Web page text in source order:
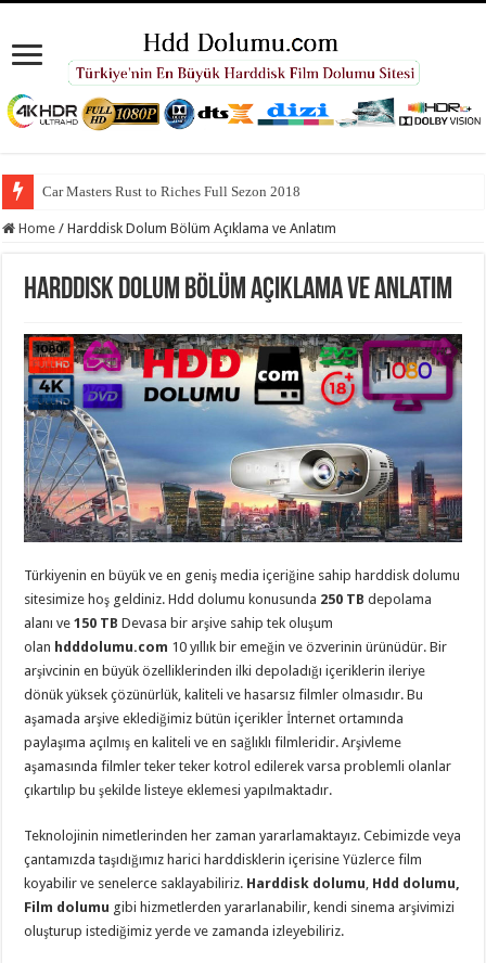
Car Masters Rust to Riches Full Sezon 2018
Home / Harddisk Dolum Bölüm Açıklama ve Anlatım
Harddisk Dolum Bölüm Açıklama ve Anlatım
Türkiyenin en büyük ve en geniş media içeriğine sahip harddisk dolumu
sitesimize hoş geldiniz. Hdd dolumu konusunda 250 TB depolama
alanı ve150 TB Devasa bir arşive sahip tek oluşum
olan hdddolumu.com 10 yıllık bir emeğin ve özverinin ürünüdür. Bir
arşivcinin en büyük özelliklerinden ilki depoladığı içeriklerin ileriye
dönük yüksek çözünürlük, kaliteli ve hasarsız filmler olmasıdır. Bu
aşamada arşive eklediğimiz bütün içerikler İnternet ortamında
paylaşıma açılmış en kaliteli ve en sağlıklı filmleridir. Arşivleme
aşamasında filmler teker teker kotrol edilerek varsa problemli olanlar
çıkartılıp bu şekilde listeye eklemesi yapılmaktadır.
Teknolojinin nimetlerinden her zaman yararlamaktayız. Cebimizde veya
çantamızda taşıdığımız harici harddisklerin içerisine Yüzlerce film
koyabilir ve senelerce saklayabiliriz. Harddisk dolumu, Hdd dolumu,
Film dolumu gibi hizmetlerden yararlanabilir, kendi sinema arşivimizi
oluşturup istediğimiz yerde ve zamanda izleyebiliriz.